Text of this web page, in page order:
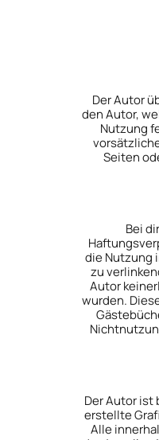
Der Autor
den Autor,
Nutzung
Seiten
Bei
die Nutzung
zu
Autor
wurden.
Der Autor ist
erstellte
Alle